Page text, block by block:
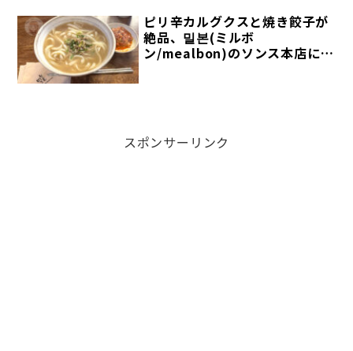
ピリ辛カルグクスと焼き餃子が
絶品、밀본(ミルボ
ン/mealbon)のソンス本店に行
スポンサーリンク